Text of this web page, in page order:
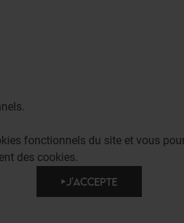
fonctionnels du site et vous
des cookies.
J'ACCEPTE